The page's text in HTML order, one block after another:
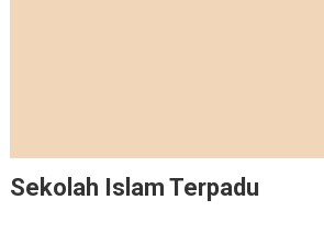
Sekolah Islam Terpadu